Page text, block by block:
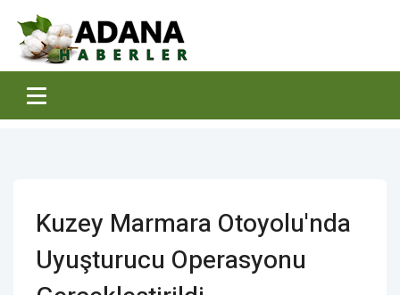
Kuzey Marmara Otoyolu'nda
Uyuşturucu Operasyonu